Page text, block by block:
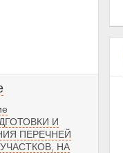
И
ПЕРЕЧНЕЙ
НА